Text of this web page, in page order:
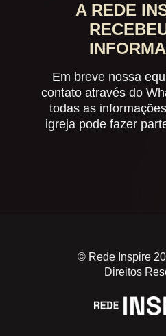
A REDE
Em breve nossa
contato através do
todas as
igreja pode fazer
© Rede Inspire
Direitos